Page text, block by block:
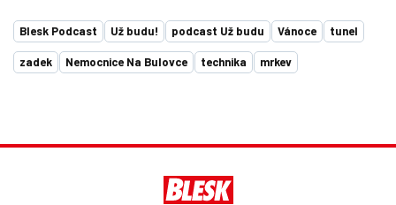
Blesk Podcast Už budu! podcast Už budu Vánoce tunel
zadek Nemocnice Na Bulovce technika mrkev